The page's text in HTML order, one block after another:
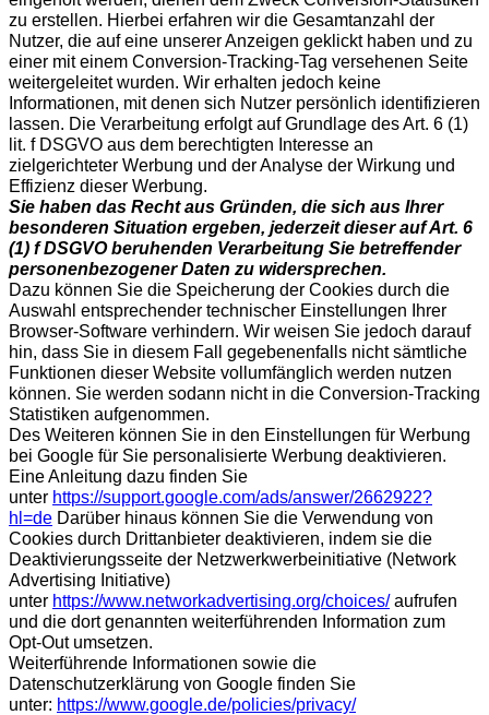
zu erstellen. Hierbei erfahren wir die Gesamtanzahl der
Nutzer, die auf eine unserer Anzeigen geklickt haben und zu
einer mit einem Conversion-Tracking-Tag versehenen Seite
weitergeleitet wurden. Wir erhalten jedoch keine
Informationen, mit denen sich Nutzer persönlich identifizieren
lassen. Die Verarbeitung erfolgt auf Grundlage des Art. 6 (1)
lit. f DSGVO aus dem berechtigten Interesse an
zielgerichteter Werbung und der Analyse der Wirkung und
Effizienz dieser Werbung.
Sie haben das Recht aus Gründen, die sich aus Ihrer
besonderen Situation ergeben, jederzeit dieser auf Art. 6
(1) f DSGVO beruhenden Verarbeitung Sie betreffender
personenbezogener Daten zu widersprechen.
Dazu können Sie die Speicherung der Cookies durch die
Auswahl entsprechender technischer Einstellungen Ihrer
Browser-Software verhindern. Wir weisen Sie jedoch darauf
hin, dass Sie in diesem Fall gegebenenfalls nicht sämtliche
Funktionen dieser Website vollumfänglich werden nutzen
können. Sie werden sodann nicht in die Conversion-Tracking
Statistiken aufgenommen.
Des Weiteren können Sie in den Einstellungen für Werbung
bei Google für Sie personalisierte Werbung deaktivieren.
Eine Anleitung dazu finden Sie
unter https://support.google.com/ads/answer/2662922?
hl=de Darüber hinaus können Sie die Verwendung von
Cookies durch Drittanbieter deaktivieren, indem sie die
Deaktivierungsseite der Netzwerkwerbeinitiative (Network
Advertising Initiative)
unter https://www.networkadvertising.org/choices/aufrufen
und die dort genannten weiterführenden Information zum
Opt-Out umsetzen.
Weiterführende Informationen sowie die
Datenschutzerklärung von Google finden Sie
unter: https://www.google.de/policies/privacy/